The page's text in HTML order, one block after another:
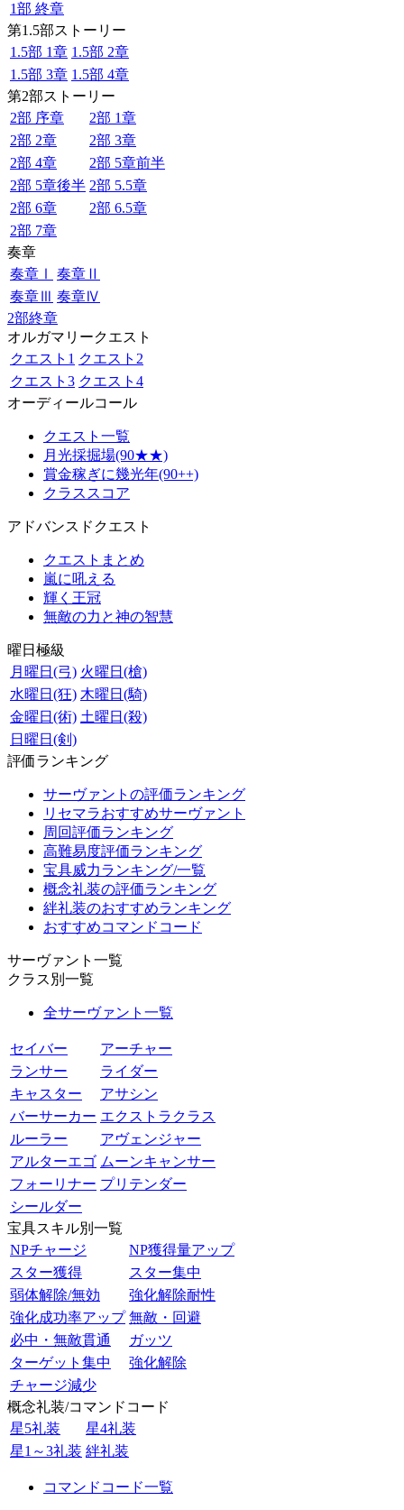
1部 終章
第1.5部ストーリー
1.5部 1章 1.5部 2章
1.5部 3章 1.5部 4章
第2部ストーリー
2部 序章
2部 1章
2部 2章
2部 3章
2部 4章
2部 5章前半
2部 5章後半 2部 5.5章
2部 6章
2部 6.5章
2部 7章
奏章
奏章Ⅰ
奏章Ⅱ
奏章Ⅲ 奏章Ⅳ
2部終章
オルガマリークエスト
クエスト1 クエスト2
クエスト3 クエスト4
オーディールコール
クエスト一覧
月光採掘場(90★★)
賞金稼ぎに幾光年(90++)
クラススコア
アドバンスドクエスト
クエストまとめ
嵐に吼える
輝く王冠
無敵の力と神の智慧
曜日極級
月曜日(弓) 火曜日(槍)
水曜日(狂) 木曜日(騎)
金曜日(術) 土曜日(殺)
日曜日(剣)
評価ランキング
サーヴァントの評価ランキング
リセマラおすすめサーヴァント
周回評価ランキング
高難易度評価ランキング
宝具威力ランキング/一覧
概念礼装の評価ランキング
絆礼装のおすすめランキング
おすすめコマンドコード
サーヴァント一覧
クラス別一覧
全サーヴァント一覧
セイバー
アーチャー
ランサー
ライダー
キャスター
アサシン
バーサーカー エクストラクラス
ルーラー
アヴェンジャー
アルターエゴ ムーンキャンサー
フォーリナー プリテンダー
シールダー
宝具スキル別一覧
NPチャージ
NP獲得量アップ
スター獲得
スター集中
弱体解除/無効
強化解除耐性
強化成功率アップ 無敵・回避
必中・無敵貫通
ガッツ
ターゲット集中
強化解除
チャージ減少
概念礼装/コマンドコード
星5礼装
星4礼装
星1～3礼装 絆礼装
コマンドコード一覧